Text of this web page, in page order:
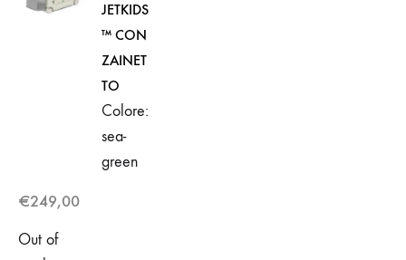
JETKIDS
™ CON
ZAINET
TO
Colore:
sea-
green
€249,00
Out of